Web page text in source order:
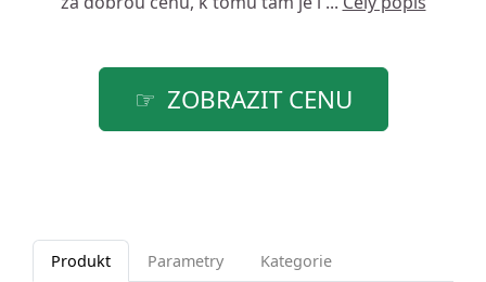
ZOBRAZIT CENU
Produkt Parametry Kategorie